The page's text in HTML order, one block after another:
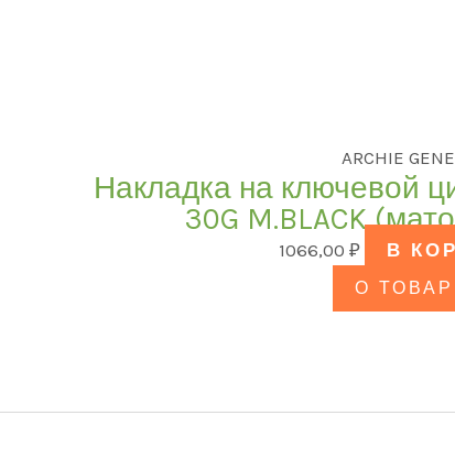
ARCHIE
Накладка на ключевой
30G M.BLACK
1066,00₽ В
О